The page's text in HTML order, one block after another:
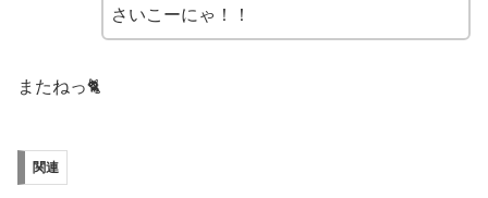
さいこーにゃ！！
またねっ🐈
関連